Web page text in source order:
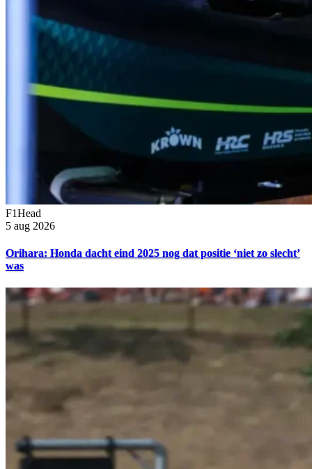
F1Head
5 aug 2026
Orihara: Honda dacht eind 2025 nog dat positie ‘niet zo slecht’
was